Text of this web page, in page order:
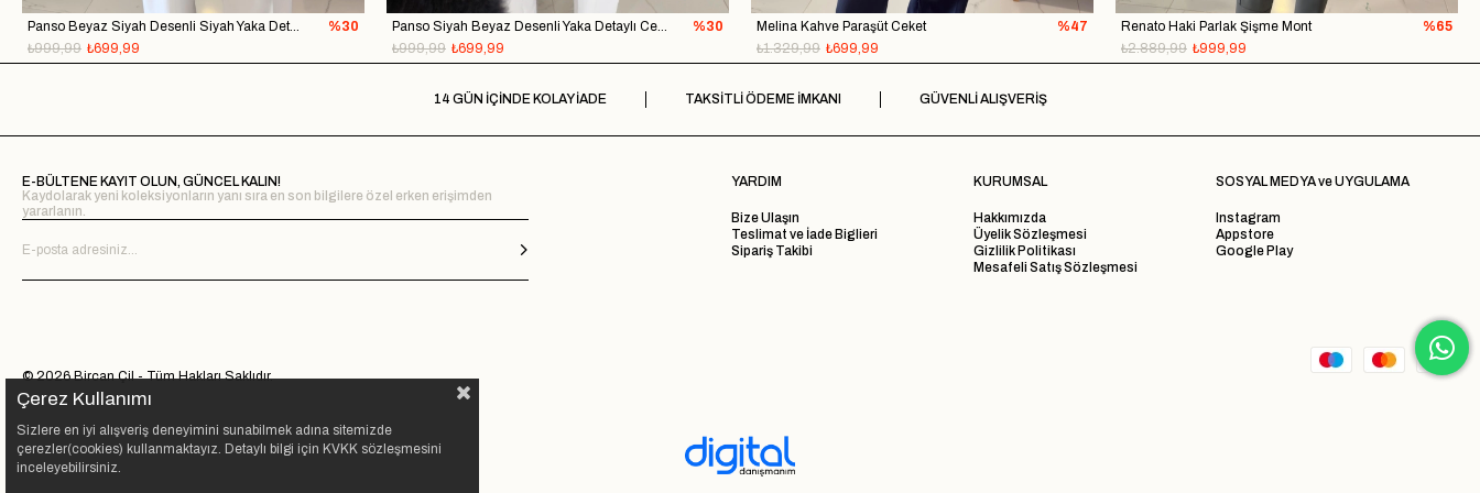
Panso Beyaz Siyah Desenli Siyah Yaka Detaylı Ceket
₺699,99
₺999,99
%30
Panso Siyah Beyaz Desenli Yaka Detaylı Ceket
₺699,99
₺999,99
%30
Melina Kahve Paraşüt Ceket
₺699,99
₺1.329,99
%47
Renato Haki Parlak Şişme Mont
₺999,99
₺2.889,99
%65
14 GÜN İÇİNDE KOLAY İADE TAKSİTLİ ÖDEME İMKANI GÜVENLİ ALIŞVERİŞ
E-BÜLTENE KAYIT OLUN, GÜNCEL KALIN!
Kaydolarak yeni koleksiyonların yanı sıra en son bilgilere özel erken erişimden
yararlanın.
YARDIM
Bize Ulaşın
Teslimat ve İade Biglieri
Sipariş Takibi
KURUMSAL
Hakkımızda
Üyelik Sözleşmesi
Gizlilik Politikası
Mesafeli Satış Sözleşmesi
SOSYAL MEDYA ve UYGULAMA
Instagram
Appstore
Google Play
© 2026 Bircan Çil - Tüm Hakları Saklıdır.
Çerez Kullanımı
Sizlere en iyi alışveriş deneyimini sunabilmek adına sitemizde
çerezler(cookies) kullanmaktayız. Detaylı bilgi için KVKK sözleşmesini
inceleyebilirsiniz.